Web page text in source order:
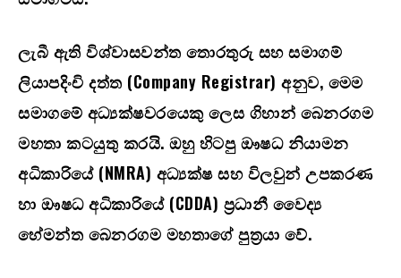
ලැබී ඇති විශ්වාසවන්ත තොරතුරු සහ සමාගම්
ලියාපදිංචි දත්ත (Company Registrar) අනුව, මෙම
සමාගමේ අධ්‍යක්ෂවරයෙකු ලෙස ගිහාන් බෙනරගම
මහතා කටයුතු කරයි. ඔහු හිටපු ඖෂධ නියාමන
අධිකාරියේ (NMRA) අධ්‍යක්ෂ සහ විලවුන් උපකරණ
හා ඖෂධ අධිකාරියේ (CDDA) ප්‍රධානී වෛද්‍ය
හේමන්ත බෙනරගම මහතාගේ පුත්‍රයා වේ.